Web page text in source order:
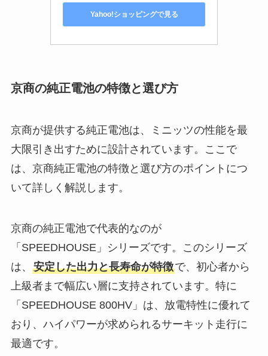
Yahoo!ショッピングで見る
京商の純正電池の特徴と選び方
京商が提供する純正電池は、ミニッツの性能を最
大限引き出すために設計されています。ここで
は、京商純正電池の特徴と選び方のポイントにつ
いて詳しく解説します。
京商の純正電池で代表的なのが
「SPEEDHOUSE」シリーズです。このシリーズ
は、 安定した出力と長寿命が特徴で、初心者から
上級者まで幅広い層に支持されています。特に
「SPEEDHOUSE 800HV」は、放電特性に優れて
おり、ハイパワーが求められるサーキット走行に
最適です。